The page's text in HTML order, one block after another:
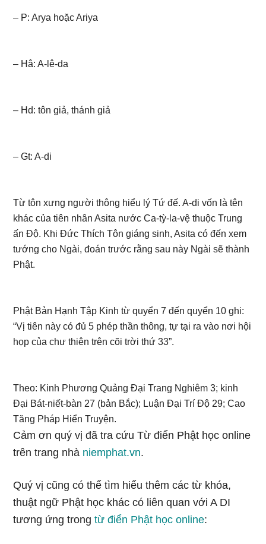
– P: Arya hoặc Ariya
– Hâ: A-lê-da
– Hd: tôn giả, thánh giả
– Gt: A-di
Từ tôn xưng người thông hiểu lý Tứ đế. A-di vốn là tên
khác của tiên nhân Asita nước Ca-tỳ-la-vệ thuộc Trung
ấn Độ. Khi Đức Thích Tôn giáng sinh, Asita có đến xem
tướng cho Ngài, đoán trước rằng sau này Ngài sẽ thành
Phật.
Phật Bản Hạnh Tập Kinh từ quyển 7 đến quyển 10 ghi:
“Vị tiên này có đủ 5 phép thần thông, tự tại ra vào nơi hội
họp của chư thiên trên cõi trời thứ 33”.
Theo: Kinh Phương Quảng Đại Trang Nghiêm 3; kinh
Đại Bát-niết-bàn 27 (bản Bắc); Luận Đại Trí Độ 29; Cao
Tăng Pháp Hiển Truyện.
Cảm ơn quý vị đã tra cứu Từ điển Phật học online
trên trang nhà niemphat.vn.
Quý vị cũng có thể tìm hiểu thêm các từ khóa,
thuật ngữ Phật học khác có liên quan với A DI
tương ứng trongtừ điển Phật học online: